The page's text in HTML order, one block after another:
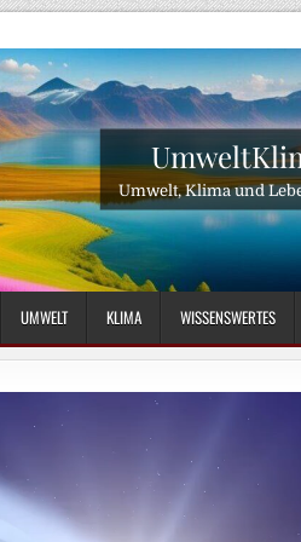
Umwelt, Klima und
UMWELT KLIMA WISSENSWERTES